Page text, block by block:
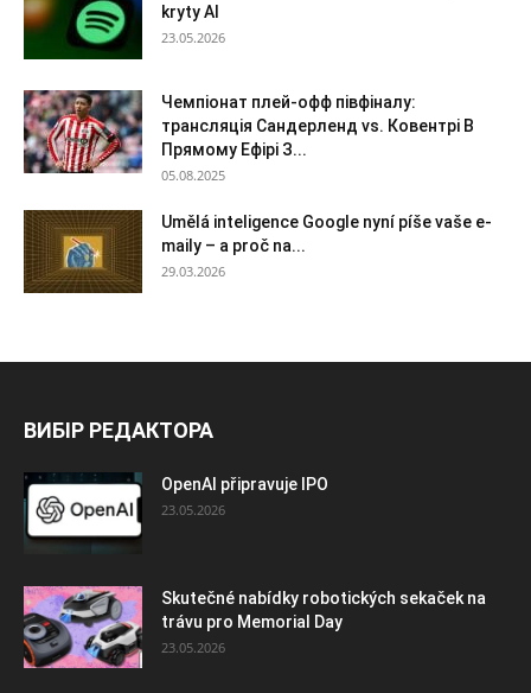
kryty AI
23.05.2026
Чемпіонат плей-офф півфіналу:
трансляція Сандерленд vs. Ковентрі В
Прямому Ефірі З...
05.08.2025
Umělá inteligence Google nyní píše vaše e-
maily – a proč na...
29.03.2026
ВИБІР РЕДАКТОРА
OpenAI připravuje IPO
23.05.2026
Skutečné nabídky robotických sekaček na
trávu pro Memorial Day
23.05.2026